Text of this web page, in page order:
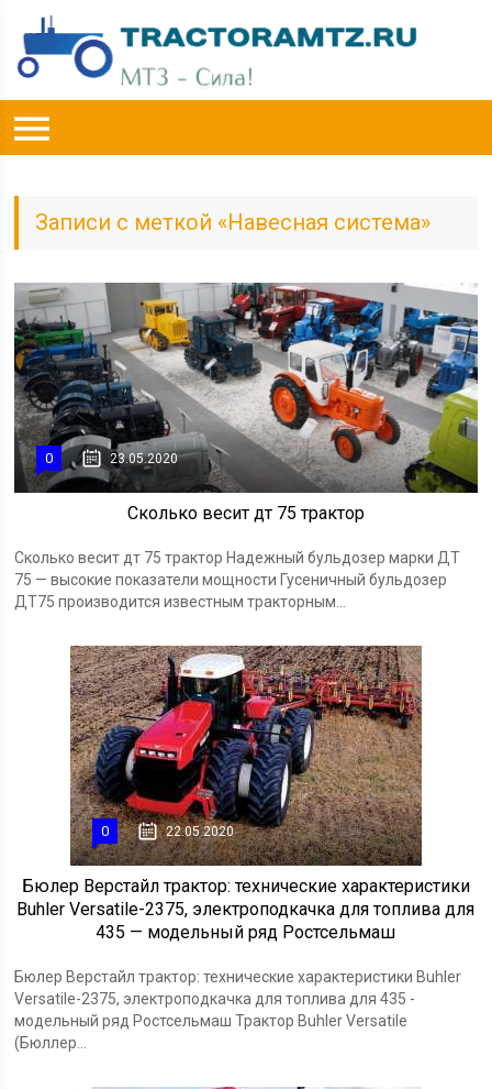
Записи с меткой «Навесная система»
0 23.05.2020
Сколько весит дт 75 трактор
Сколько весит дт 75 трактор Надежный бульдозер марки ДТ
75 — высокие показатели мощности Гусеничный бульдозер
ДТ75 производится известным тракторным...
0 22.05.2020
Бюлер Верстайл трактор: технические характеристики
Buhler Versatile-2375, электроподкачка для топлива для
435 — модельный ряд Ростсельмаш
Бюлер Верстайл трактор: технические характеристики Buhler
Versatile-2375, электроподкачка для топлива для 435 -
модельный ряд Ростсельмаш Трактор Buhler Versatile
(Бюллер...